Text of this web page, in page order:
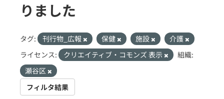
りました
タグ: 刊行物_広報 保健 施設
介護
ライセンス:
クリエイティブ・コモンズ 表示
組織:
瀬谷区
フィルタ結果